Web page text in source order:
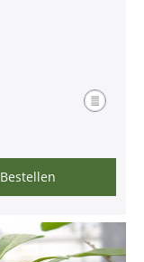
Bestellen